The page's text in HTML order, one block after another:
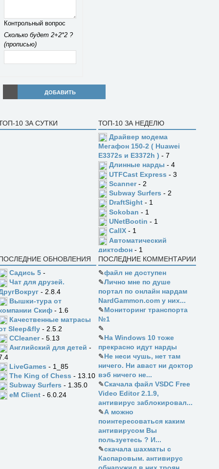
Контрольный вопрос
Сколько будет 2+2*2 ?
(прописью)
ДОБАВИТЬ
10 ЗА СУТКИ
ТОП-10 ЗА НЕДЕЛЮ
Драйвер модема
Мегафон 150-2 ( Huawei
E3372s и E3372h ) - 7
Длинные нарды - 4
UTFCast Express - 3
Scanner- 2
Subway Surfers - 2
DraftSight - 1
Sokoban - 1
UNetBootin - 1
CallX - 1
Автоматический
диктофон - 1
ОБНОВЛЕНИЯ
Садись 5 -
Чат для друзей.
- 2.8.4
Вышки-тура от
Скиф - 1.6
Качественные матрасы
Sleep&fly - 2.5.2
CCleaner- 5.13
Английский для детей -
LiveGames - 1_85
The King of Chess - 13.10
Subway Surfers - 1.35.0
eM Client - 6.0.24
ПОСЛЕДНИЕ КОММЕНТАРИИ
✎файл не доступен
✎Лично мне по душе
портал по онлайн нардам
NardGammon.com у них...
✎Мониторинг транспорта
№1
✎
✎На Windows 10 тоже
прекрасно идут нарды
✎Не неси чушь, нет там
ничего. Ни аваст ни доктор
вэб ничего не...
✎Скачала файл VSDC Free
Video Editor 2.1.9,
антивирус заблокировал...
✎А можно
поинтересоваться каким
антивирусом Вы
пользуетесь ? И...
✎скачала шахматы с
Каспаровым. антивирус